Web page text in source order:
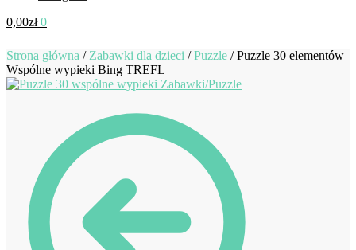
0,00zł 0
Strona główna / Zabawki dla dzieci /Puzzle /Puzzle 30 elementów
Wspólne wypieki Bing TREFL